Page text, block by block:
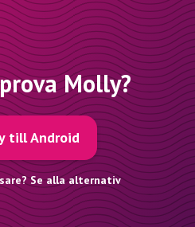
Molly?
till Android
Se alla alternativ